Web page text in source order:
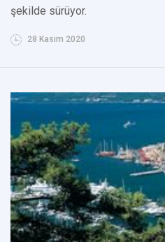
şekilde sürüyor.
28 Kasım 2020